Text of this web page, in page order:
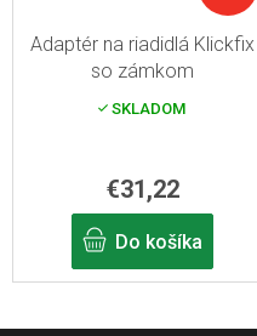
Adaptér na riadidlá Klickfix
so zámkom
SKLADOM
€31,22
Do košíka